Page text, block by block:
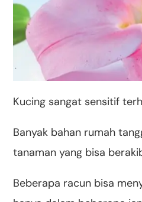
Kucing sangat sensitif
Banyak bahan rumah
tanaman yang bisa
Beberapa racun bisa